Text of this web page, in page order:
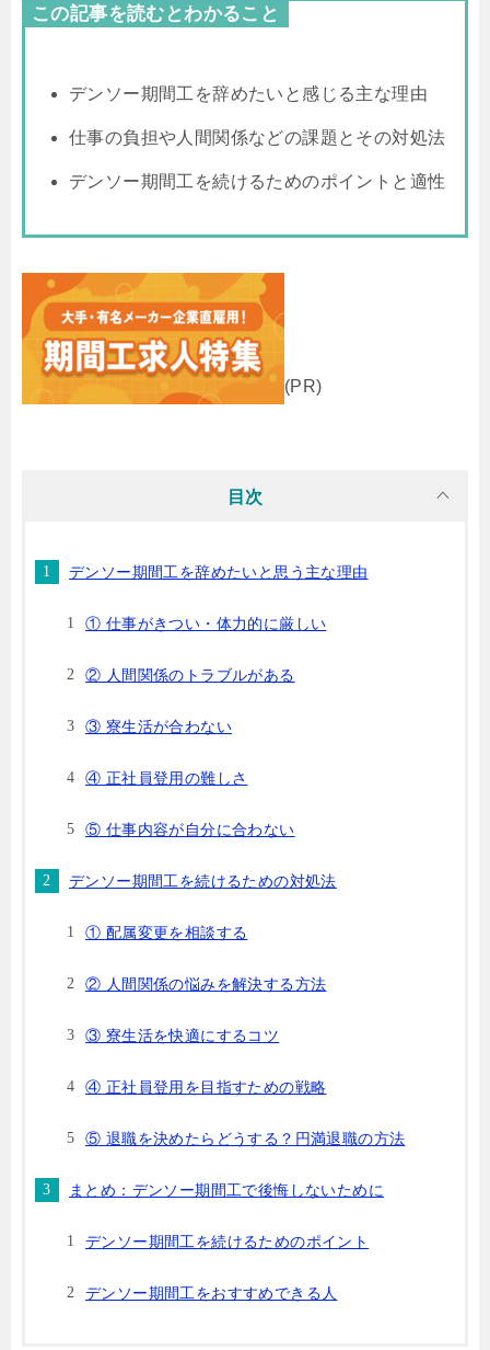
この記事を読むとわかること
デンソー期間工を辞めたいと感じる主な理由
仕事の負担や人間関係などの課題とその対処法
デンソー期間工を続けるためのポイントと適性
(PR)
目次
デンソー期間工を辞めたいと思う主な理由
① 仕事がきつい・体力的に厳しい
② 人間関係のトラブルがある
③ 寮生活が合わない
④ 正社員登用の難しさ
⑤ 仕事内容が自分に合わない
デンソー期間工を続けるための対処法
① 配属変更を相談する
② 人間関係の悩みを解決する方法
③ 寮生活を快適にするコツ
④ 正社員登用を目指すための戦略
⑤ 退職を決めたらどうする？円満退職の方法
まとめ：デンソー期間工で後悔しないために
デンソー期間工を続けるためのポイント
デンソー期間工をおすすめできる人